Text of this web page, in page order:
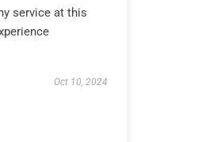
service at this
Oct 10, 2024